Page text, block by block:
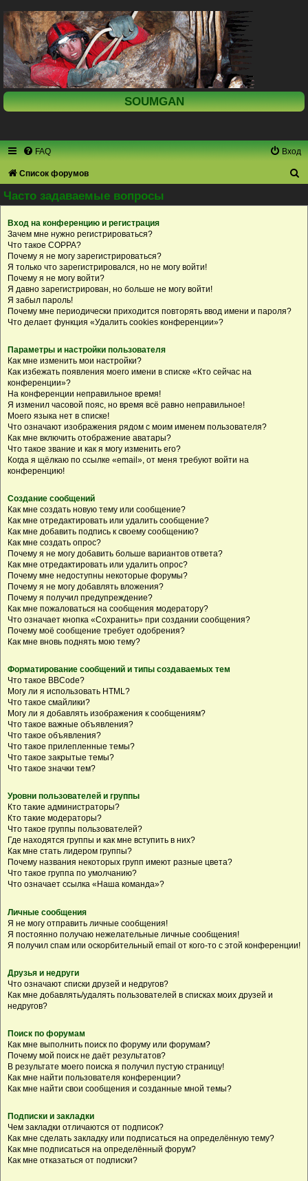
SOUMGAN
FAQ Вход
Список форумов
и
Часто задаваемые вопросы
Вход на конференцию и регистрация
Зачем мне нужно регистрироваться?
Что такое COPPA?
Почему я не могу зарегистрироваться?
Я только что зарегистрировался, но не могу войти!
Почему я не могу войти?
Я давно зарегистрирован, но больше не могу войти!
Я забыл пароль!
Почему мне периодически приходится повторять ввод имени и пароля?
Что делает функция «Удалить cookies конференции»?
Параметры и настройки пользователя
Как мне изменить мои настройки?
Как избежать появления моего имени в списке «Кто сейчас на
конференции»?
На конференции неправильное время!
Я изменил часовой пояс, но время всё равно неправильное!
Моего языка нет в списке!
Что означают изображения рядом с моим именем пользователя?
Как мне включить отображение аватары?
Что такое звание и как я могу изменить его?
Когда я щёлкаю по ссылке «email», от меня требуют войти на
конференцию!
Создание сообщений
Как мне создать новую тему или сообщение?
Как мне отредактировать или удалить сообщение?
Как мне добавить подпись к своему сообщению?
Как мне создать опрос?
Почему я не могу добавить больше вариантов ответа?
Как мне отредактировать или удалить опрос?
Почему мне недоступны некоторые форумы?
Почему я не могу добавлять вложения?
Почему я получил предупреждение?
Как мне пожаловаться на сообщения модератору?
Что означает кнопка «Сохранить» при создании сообщения?
Почему моё сообщение требует одобрения?
Как мне вновь поднять мою тему?
Форматирование сообщений и типы создаваемых тем
Что такое BBCode?
Могу ли я использовать HTML?
Что такое смайлики?
Могу ли я добавлять изображения к сообщениям?
Что такое важные объявления?
Что такое объявления?
Что такое прилепленные темы?
Что такое закрытые темы?
Что такое значки тем?
Уровни пользователей и группы
Кто такие администраторы?
Кто такие модераторы?
Что такое группы пользователей?
Где находятся группы и как мне вступить в них?
Как мне стать лидером группы?
Почему названия некоторых групп имеют разные цвета?
Что такое группа по умолчанию?
Что означает ссылка «Наша команда»?
Личные сообщения
Я не могу отправить личные сообщения!
Я постоянно получаю нежелательные личные сообщения!
Я получил спам или оскорбительный email от кого-то с этой конференции!
Друзья и недруги
Что означают списки друзей и недругов?
Как мне добавлять/удалять пользователей в списках моих друзей и
недругов?
Поиск по форумам
Как мне выполнить поиск по форуму или форумам?
Почему мой поиск не даёт результатов?
В результате моего поиска я получил пустую страницу!
Как мне найти пользователя конференции?
Как мне найти свои сообщения и созданные мной темы?
Подписки и закладки
Чем закладки отличаются от подписок?
Как мне сделать закладку или подписаться на определённую тему?
Как мне подписаться на определённый форум?
Как мне отказаться от подписки?